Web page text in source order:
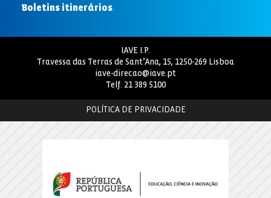
Boletins itinerários.
IAVE I.P.
Travessa das Terras de Sant’Ana, 15, 1250-269 Lisboa
iave-direcao@iave.pt
Telf. 21 389 5100
POLÍTICA DE PRIVACIDADE